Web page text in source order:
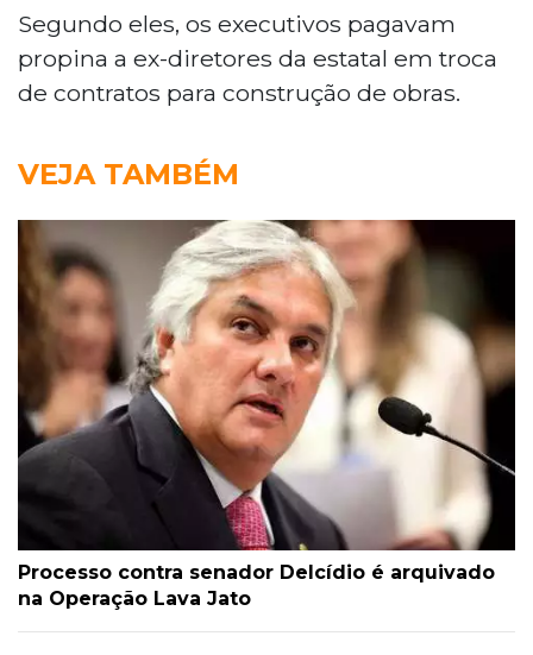
Segundo eles, os executivos pagavam
propina a ex-diretores da estatal em troca
de contratos para construção de obras.
VEJA TAMBÉM
Processo contra senador Delcídio é arquivado
na Operação Lava Jato